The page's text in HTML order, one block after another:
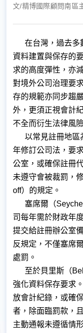
文/精博國際顧問南區
在台灣，過去多
資料建置與保存的
求的高度彈性，亦
對境外公司治理要
存的規範亦同步趨
外，更須正視會計
不全而衍生法律風
以常見註冊地區
年修訂公司法，要
公室，或確保註冊
未遵守會被裁罰，
off）的規定。
塞席爾（
司每年需於財政年
提交給註冊辦公室
反規定，不僅塞席
處罰。
至於貝里斯（
強化資料保存要求
放會計紀錄，或確
者，除面臨罰款，
主動通報未遵循情